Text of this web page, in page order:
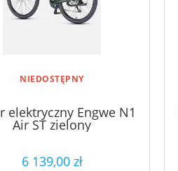
NIEDOSTĘPNY
elektryczny Engwe N1
Air ST zielony
6 139,00 zł